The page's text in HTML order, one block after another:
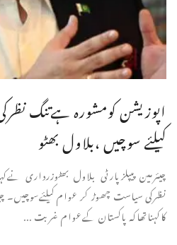
اپوزیشن کومشورہ ہےتنگ
کیلئے سوچیں ،بلاول بھٹو
چیئرمین پیپلزپارٹی بلاول بھٹوزرداری
نظرکی سیاست چھوڑ کر عوام کیلئےسوچیں۔
کاکہناتھاکہ پاکستان کےعوام غربت ...